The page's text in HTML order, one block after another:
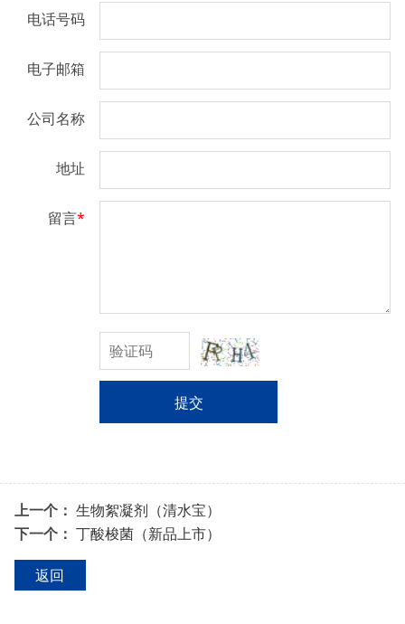
电话号码
电子邮箱
公司名称
地址
留言*
提交
上一个： 生物絮凝剂（清水宝）
下一个： 丁酸梭菌（新品上市）
返回